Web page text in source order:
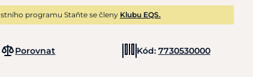
programu Staňte se členy Klubu EQS.
Porovnat Kód: 7730530000